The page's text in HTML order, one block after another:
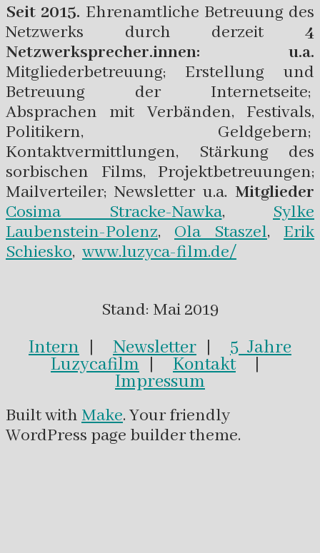
Seit 2015. Ehrenamtliche Betreuung des
Netzwerks durch derzeit 4
Netzwerksprecher.innen: u.a.
Mitgliederbetreuung; Erstellung und
Betreuung der Internetseite;
Absprachen mit Verbänden, Festivals,
Politikern, Geldgebern;
Kontaktvermittlungen, Stärkung des
sorbischen Films, Projektbetreuungen;
Mailverteiler; Newsletter u.a. Mitglieder
Cosima Stracke-Nawka, Sylke
Laubenstein-Polenz, Ola Staszel, Erik
Schiesko, www.luzyca-film.de/
Stand: Mai 2019
Intern | Newsletter | 5 Jahre
Luzycafilm | Kontakt|
Impressum
Built withMake. Your friendly
WordPress page builder theme.